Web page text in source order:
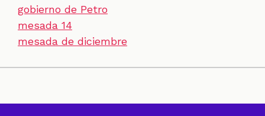
gobierno de Petro
mesada 14
mesada de diciembre